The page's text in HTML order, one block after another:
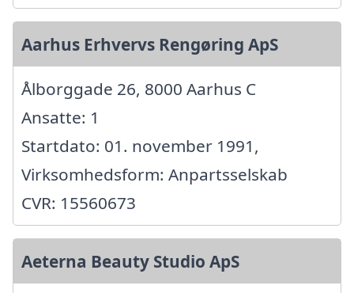
Aarhus Erhvervs Rengøring ApS
Ålborggade 26, 8000 Aarhus C
Ansatte: 1
Startdato: 01. november 1991,
Virksomhedsform: Anpartsselskab
CVR: 15560673
Aeterna Beauty Studio ApS